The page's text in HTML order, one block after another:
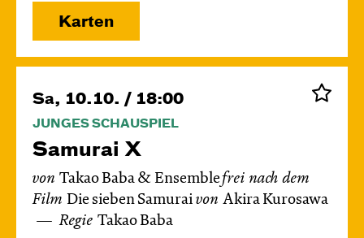
Karten
Sa, 10.10. / 18:00
JUNGES SCHAUSPIEL
Samurai X
von Takao Baba & Ensemblefrei nach dem
Film Die sieben Samurai von Akira Kurosawa
Regie Takao Baba